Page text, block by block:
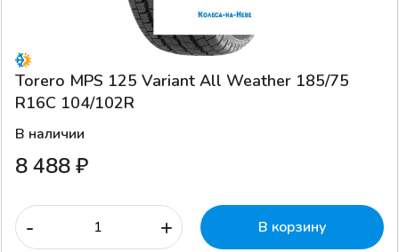
Torero MPS 125 Variant All Weather 185/75
R16C 104/102R
В наличии
8 488 ₽
- + В корзину